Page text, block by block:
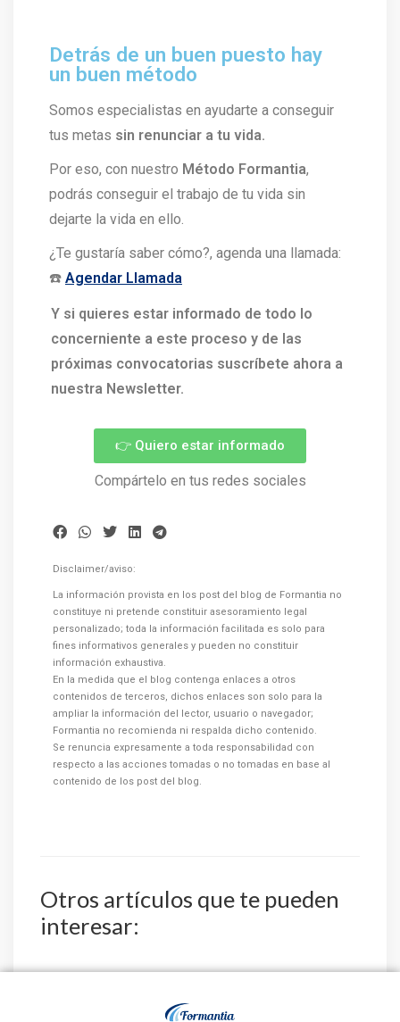
Detrás de un buen puesto hay
un buen método
Somos especialistas en ayudarte a conseguir
tus metas sin renunciar a tu vida.
Por eso, con nuestro Método Formantia,
podrás conseguir el trabajo de tu vida sin
dejarte la vida en ello.
¿Te gustaría saber cómo?, agenda una llamada:
☎️ Agendar Llamada
Y si quieres estar informado de todo lo
concerniente a este proceso y de las
próximas convocatorias suscríbete ahora a
nuestra Newsletter.
👉 Quiero estar informado
Compártelo en tus redes sociales
Disclaimer/aviso:
La información provista en los post del blog de Formantia no
constituye ni pretende constituir asesoramiento legal
personalizado; toda la información facilitada es solo para
fines informativos generales y pueden no constituir
información exhaustiva.
En la medida que el blog contenga enlaces a otros
contenidos de terceros, dichos enlaces son solo para la
ampliar la información del lector, usuario o navegador;
Formantia no recomienda ni respalda dicho contenido.
Se renuncia expresamente a toda responsabilidad con
respecto a las acciones tomadas o no tomadas en base al
contenido de los post del blog.
Otros artículos que te pueden
interesar: